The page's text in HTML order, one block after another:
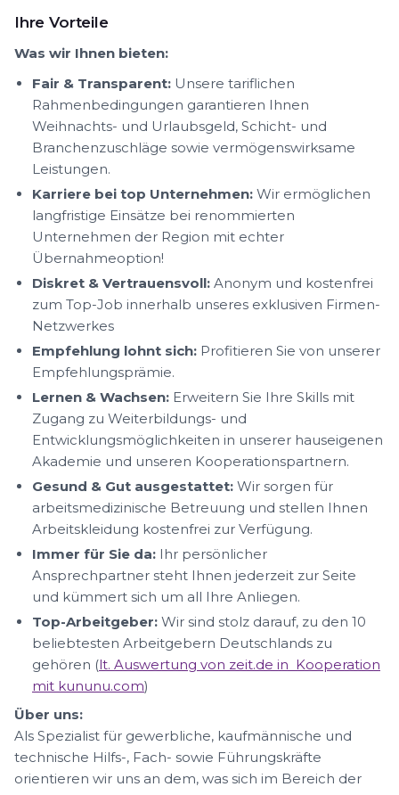
Ihre Vorteile
Was wir Ihnen bieten:
Fair & Transparent: Unsere tariflichen
Rahmenbedingungen garantieren Ihnen
Weihnachts- und Urlaubsgeld, Schicht- und
Branchenzuschläge sowie vermögenswirksame
Leistungen.
Karriere bei top Unternehmen: Wir ermöglichen
langfristige Einsätze bei renommierten
Unternehmen der Region mit echter
Übernahmeoption!
Diskret & Vertrauensvoll: Anonym und kostenfrei
zum Top-Job innerhalb unseres exklusiven Firmen-
Netzwerkes
Empfehlung lohnt sich: Profitieren Sie von unserer
Empfehlungsprämie.
Lernen & Wachsen: Erweitern Sie Ihre Skills mit
Zugang zu Weiterbildungs- und
Entwicklungsmöglichkeiten in unserer hauseigenen
Akademie und unseren Kooperationspartnern.
Gesund & Gut ausgestattet: Wir sorgen für
arbeitsmedizinische Betreuung und stellen Ihnen
Arbeitskleidung kostenfrei zur Verfügung.
Immer für Sie da: Ihr persönlicher
Ansprechpartner steht Ihnen jederzeit zur Seite
und kümmert sich um all Ihre Anliegen.
Top-Arbeitgeber: Wir sind stolz darauf, zu den 10
beliebtesten Arbeitgebern Deutschlands zu
gehören (lt. Auswertung von zeit.de in Kooperation
mit kununu.com)
Über uns:
Als Spezialist für gewerbliche, kaufmännische und
technische Hilfs-, Fach- sowie Führungskräfte
orientieren wir uns an dem, was sich im Bereich der